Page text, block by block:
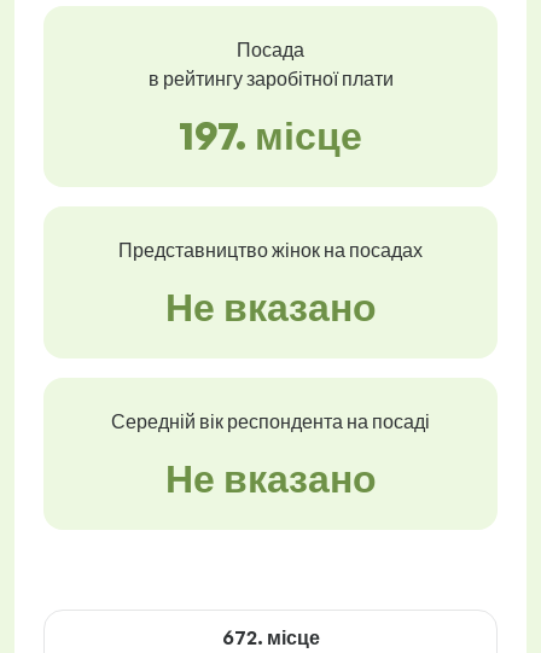
Посада
в рейтингу заробітної плати
197. місце
Представництво жінок на посадах
Не вказано
Середній вік респондента на посаді
Не вказано
672. місце